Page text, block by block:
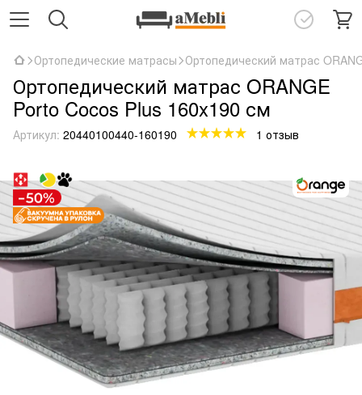
Ортопедические матрасы Ортопедический матрас
Ортопедический матрас ORANGE
Porto Cocos Plus 160x190 см
Артикул: 20440100440-160190 1 отзыв